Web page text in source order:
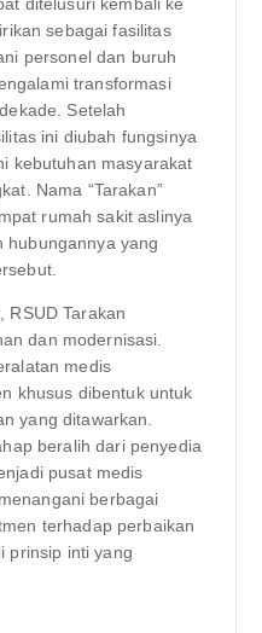
sebagai fasilitas
personel dan buruh
transformasi
Setelah
ini diubah fungsinya
kebutuhan masyarakat
Nama “Tarakan”
rumah sakit aslinya
hubungannya yang
RSUD Tarakan
dan modernisasi.
medis
khusus dibentuk untuk
yang ditawarkan.
beralih dari penyedia
pusat medis
berbagai
terhadap perbaikan
prinsip inti yang